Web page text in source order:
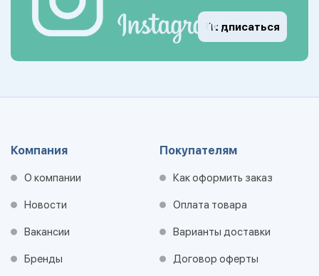
Подписаться
Компания
О компании
Новости
Вакансии
Бренды
Покупателям
Как оформить заказ
Оплата товара
Варианты доставки
Договор оферты